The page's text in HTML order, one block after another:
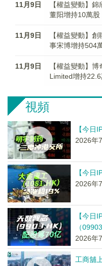
11月9日
【權益變動】
董阳增持10萬股
11月9日
【權益變動】
事宋博增持504
11月9日
【權益變動】
Limited增持
視頻
【今日
2026年
【今日
2026年
【今日
（
2026年
工商舖